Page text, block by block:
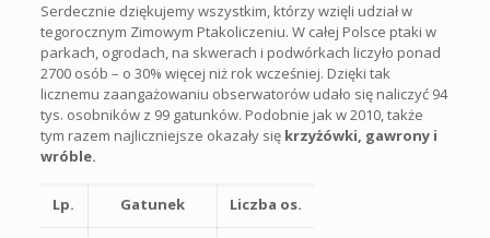
Serdecznie dziękujemy wszystkim, którzy wzięli udział w
tegorocznym Zimowym Ptakoliczeniu. W całej Polsce ptaki w
parkach, ogrodach, na skwerach i podwórkach liczyło ponad
2700 osób – o 30% więcej niż rok wcześniej. Dzięki tak
licznemu zaangażowaniu obserwatorów udało się naliczyć 94
tys. osobników z 99 gatunków. Podobnie jak w 2010, także
tym razem najliczniejsze okazały się krzyżówki, gawrony i
wróble.
Lp. Gatunek Liczba os.